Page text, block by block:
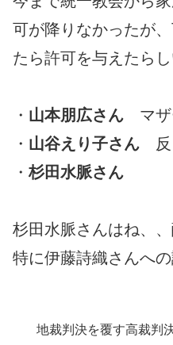
可が降りなかったが
たら許可を与えたらし
・ 山本朋広さん マザ
・ 山谷えり子さん 反
・杉田水脈さん
杉田水脈さんはね、、
特に伊藤詩織さんへの
地裁判決を覆す高裁判